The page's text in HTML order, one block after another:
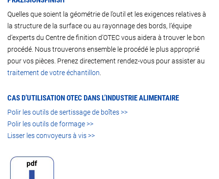
Quelles que soient la géométrie de l’outil et les exigences relatives à
la structure de la surface ou au rayonnage des bords, l’équipe
d’experts du Centre de finition d’OTEC vous aidera à trouver le bon
procédé. Nous trouverons ensemble le procédé le plus approprié
pour vos pièces. Prenez directement rendez-vous pour assister au
traitement de votre échantillon
CAS D’UTILISATION OTEC DANS L’INDUSTRIE ALIMENTAIRE
Polir les outils de sertissage de boîtes >>
Polir les outils de formage >>
Lisser les convoyeurs à vis >>